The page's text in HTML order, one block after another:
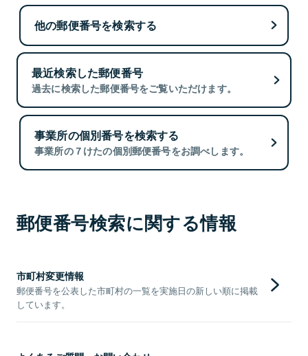
他の郵便番号を検索する
最近検索した郵便番号
過去に検索した郵便番号をご覧いただけます。
事業所の個別番号を検索する
事業所の７けたの個別郵便番号をお調べします。
郵便番号検索に関する情報
市町村変更情報
郵便番号を公表した市町村の一覧を実施日の新しい順に掲載
しています。